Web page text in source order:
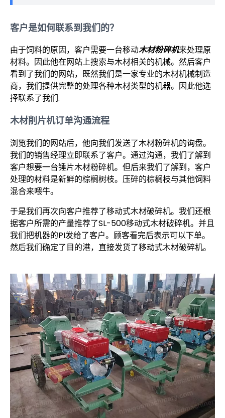
客户是如何联系到我们的？
由于饲料的原因，客户需要一台移动木材粉碎机来处理原
材料。因此他在网站上搜索与木材相关的机械。然后客户
看到了我们的网站，既然我们是一家专业的木材机械制造
商，我们提供完整的处理各种木材类型的机器。因此他选
择联系了我们.
木材削片机订单沟通流程
浏览我们的网站后，他向我们发送了木材粉碎机的询盘。
我们的销售经理立即联系了客户。通过沟通，我们了解到
客户想要一台锤片木材粉碎机。但后来我们了解到，客户
处理的材料是新鲜的棕榈树枝。压碎的棕榈枝与其他饲料
混合来喂牛。
于是我们再次向客户推荐了移动式木材破碎机。我们还根
据客户所需的产量推荐了SL-500移动式木材破碎机。并且
我们把机器的PI发给了客户。顾客看完后表示可以下单。
然后我们确定了目的港，直接发货了移动式木材破碎机。